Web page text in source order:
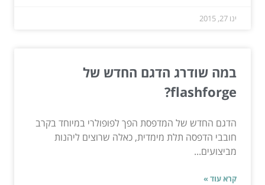
ינו 27, 2015
במה שודרג הדגם החדש של
flashforge?
הדגם החדש של המדפסת הפך לפופולרי במיוחד בקרב
חובבי הדפסה תלת מימדית, כאלה שרוצים ליהנות
מביצועים...
קרא עוד »